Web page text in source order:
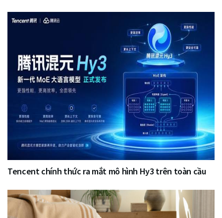
Tencent chính thức ra mắt mô hình Hy3 trên toàn cầu